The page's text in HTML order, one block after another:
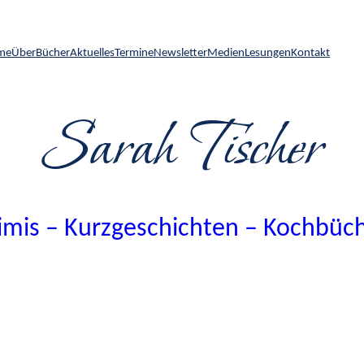
ÜberBücherAktuellesTermineNewsletterMedienLesungenKontakt
Sarah Tischer
– Kurzgeschichten –